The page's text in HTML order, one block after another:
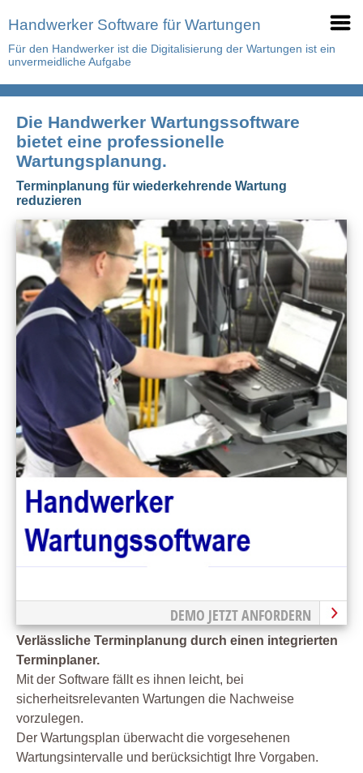
Handwerker Software für Wartungen
Für den Handwerker ist die Digitalisierung der Wartungen ist ein
unvermeidliche Aufgabe
Die Handwerker Wartungssoftware
bietet eine professionelle
Wartungsplanung.
Terminplanung für wiederkehrende Wartung
reduzieren
DEMO JETZT ANFORDERN
Verlässliche Terminplanung durch einen integrierten
Terminplaner.
Mit der Software fällt es ihnen leicht, bei
sicherheitsrelevanten Wartungen die Nachweise
vorzulegen.
Der Wartungsplan überwacht die vorgesehenen
Wartungsintervalle und berücksichtigt Ihre Vorgaben.